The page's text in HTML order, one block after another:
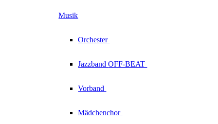
Musik
Orchester
JazzbandOFF-BEAT
Vorband
Mädchenchor